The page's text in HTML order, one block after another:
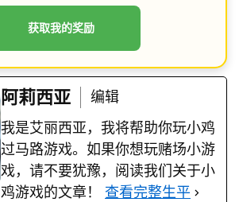
获取我的奖励
阿莉西亚
编辑
我是艾丽西亚，我将帮助你玩小鸡
过马路游戏。如果你想玩赌场小游
戏，请不要犹豫，阅读我们关于小
鸡游戏的文章！ 查看完整生平